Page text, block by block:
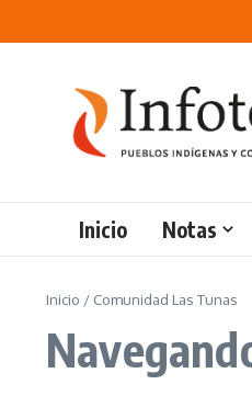
Inicio Notas
Inicio / Comunidad Las Tunas